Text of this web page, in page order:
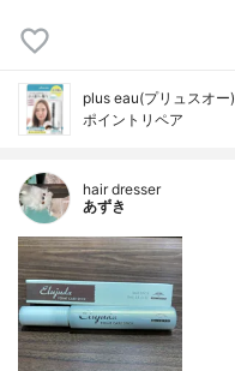
plus eau(プリュスオー)
ポイントリペア
hair dresser
あずき